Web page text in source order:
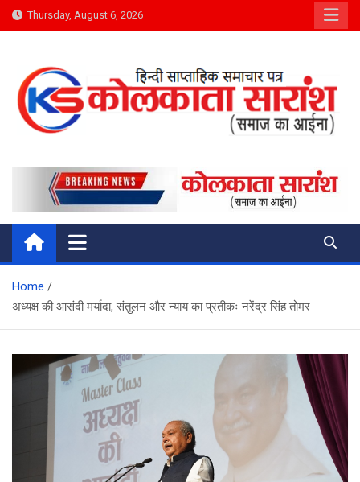
Skip
to
Thursday, August 6, 2026
Kolkata Saransh News
समाज का आईना
Home
अध्यक्ष की आसंदी मर्यादा, संतुलन और न्याय का प्रतीकः नरेंद्र सिंह तोमर